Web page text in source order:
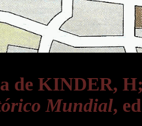
de KINDER,
Mundial,